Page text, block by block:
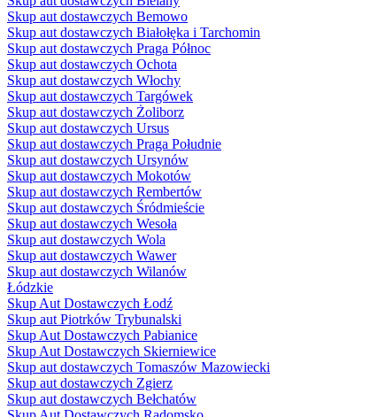
Skup aut dostawczych Bemowo
Skup aut dostawczych Białołęka i Tarchomin
Skup aut dostawczych Praga Północ
Skup aut dostawczych Ochota
Skup aut dostawczych Włochy
Skup aut dostawczych Targówek
Skup aut dostawczych Żoliborz
Skup aut dostawczych Ursus
Skup aut dostawczych Praga Południe
Skup aut dostawczych Ursynów
Skup aut dostawczych Mokotów
Skup aut dostawczych Rembertów
Skup aut dostawczych Śródmieście
Skup aut dostawczych Wesoła
Skup aut dostawczych Wola
Skup aut dostawczych Wawer
Skup aut dostawczych Wilanów
Łódzkie
Skup Aut Dostawczych Łodź
Skup aut Piotrków Trybunalski
Skup Aut Dostawczych Pabianice
Skup Aut Dostawczych Skierniewice
Skup aut dostawczych Tomaszów Mazowiecki
Skup aut dostawczych Zgierz
Skup aut dostawczych Bełchatów